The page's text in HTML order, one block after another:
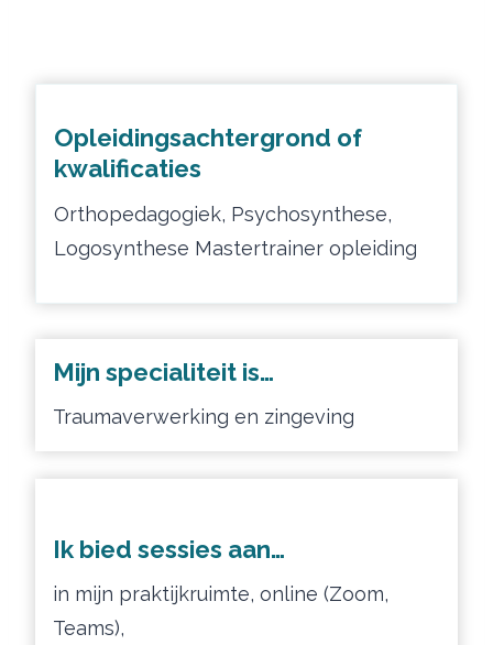
Opleidingsachtergrond of
kwalificaties
Orthopedagogiek, Psychosynthese,
Logosynthese Mastertrainer opleiding
Mijn specialiteit is…
Traumaverwerking en zingeving
Ik bied sessies aan…
in mijn praktijkruimte, online (Zoom,
Teams),